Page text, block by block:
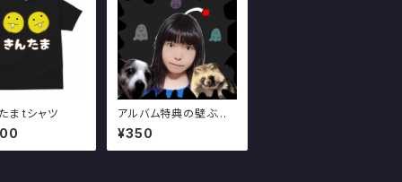
ま tシャツ
アルバム特典の壁ぶち
破りあちぷーシール追
加用 (説明読んでね)
¥350